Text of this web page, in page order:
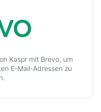
Kaspr mit Brevo, um
E-Mail-Adressen zu